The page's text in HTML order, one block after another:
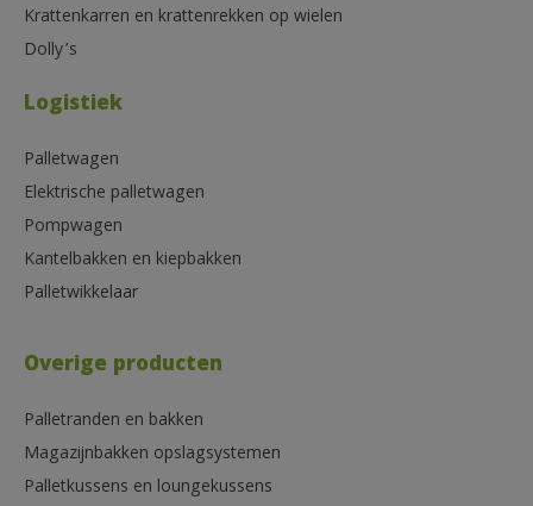
Krattenkarren en krattenrekken op wielen
Dolly’s
Logistiek
Palletwagen
Elektrische palletwagen
Pompwagen
Kantelbakken en kiepbakken
Palletwikkelaar
Overige producten
Palletranden en bakken
Magazijnbakken opslagsystemen
Palletkussens en loungekussens